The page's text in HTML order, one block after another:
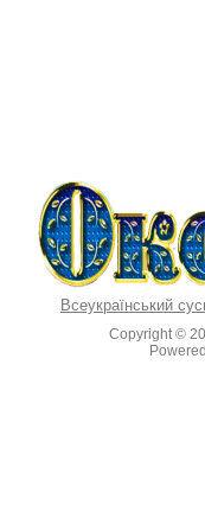
Всеукраїнський
Copyright ©